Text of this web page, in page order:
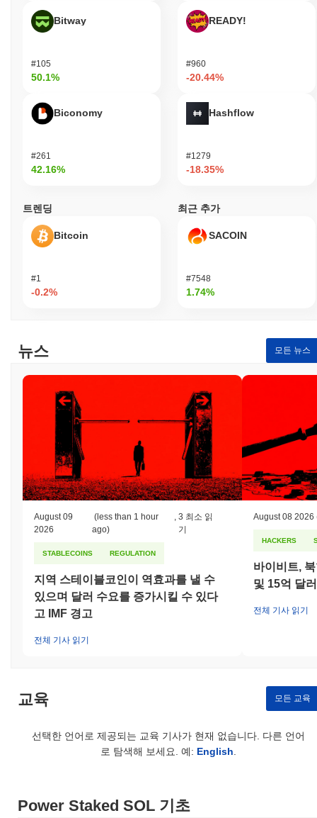
Power Staked SOL의 현재 일일 거래량은 얼마인가
요?
Power Staked SOL의 가격 범위 기록은 무엇인가요?
역대 최고가(ATH):
역대 최저가(ATL):
니다 .
승을 기록한 전체 암호화폐 시장에 뒤처졌습니다. 이는 더 넓은 시
장 모멘텀과 비교하여 PWRSOL의 가격 움직임에서 일시적인 지연
Bitway
#105
50.1%
Biconomy
#261
42.16%
READY!
#960
-20.44%
Hashflow
#1279
-18.35%
트렌딩
Bitcoin
#1
-0.2%
최근 추가
SACOIN
#7548
1.74%
뉴스 모든 뉴스
August 09
2026
(less than 1 hour
ago)
3 최소 읽
기
STABLECOINS REGULATION
지역 스테이블코인이 역효과를 낼 수
있으며 달러 수요를 증가시킬 수 있다
고 IMF 경고
전체 기사 읽기
August 08 2026
HACKERS
바이비트,
및 15억 달
전체 기사 읽기
교육 모든 교육
선택한 언어로 제공되는 교육 기사가 현재 없습니다. 다른 언어
로 탐색해 보세요. 예: English
Power Staked SOL 기초